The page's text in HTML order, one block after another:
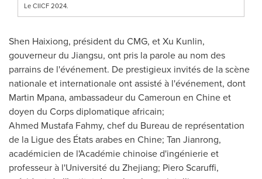
Le CIICF 2024.
Shen Haixiong, président du CMG, et Xu Kunlin,
gouverneur du Jiangsu, ont pris la parole au nom des
parrains de l'événement. De prestigieux invités de la scène
nationale et internationale ont assisté à l'événement, dont
Martin Mpana, ambassadeur du Cameroun en Chine et
doyen du Corps diplomatique africain;
Ahmed Mustafa Fahmy, chef du Bureau de représentation
de la Ligue des États arabes en Chine; Tan Jianrong,
académicien de l'Académie chinoise d'ingénierie et
professeur à l'Université du Zhejiang; Piero Scaruffi,